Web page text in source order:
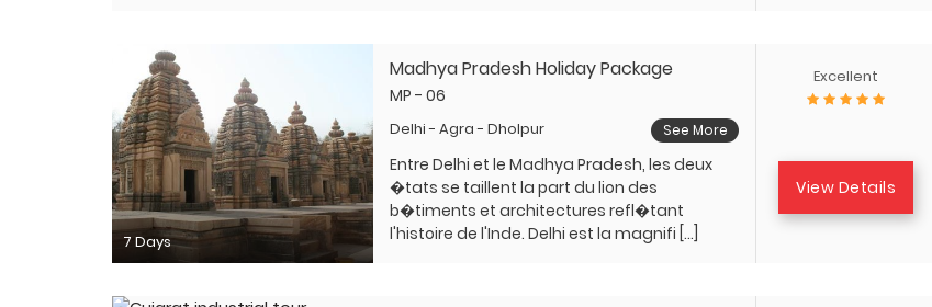
7 Days
Madhya Pradesh Holiday Package
MP - 06
Delhi - Agra - Dholpur See More
Entre Delhi et le Madhya Pradesh, les deux
�tats se taillent la part du lion des
b�timents et architectures refl�tant
l'histoire de l'Inde. Delhi est la magnifi […]
Excellent
View Details